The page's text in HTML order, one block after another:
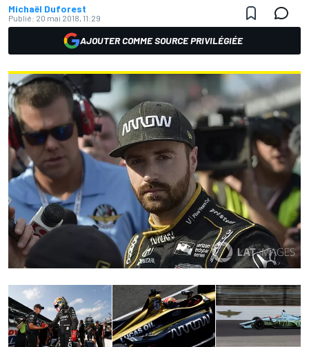
Michaël Duforest
Publié: 20 mai 2018, 11:29
AJOUTER COMME SOURCE PRIVILÉGIÉE